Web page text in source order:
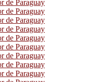
de Paraguay
de Paraguay
de Paraguay
de Paraguay
de Paraguay
de Paraguay
de Paraguay
de Paraguay
de Paraguay